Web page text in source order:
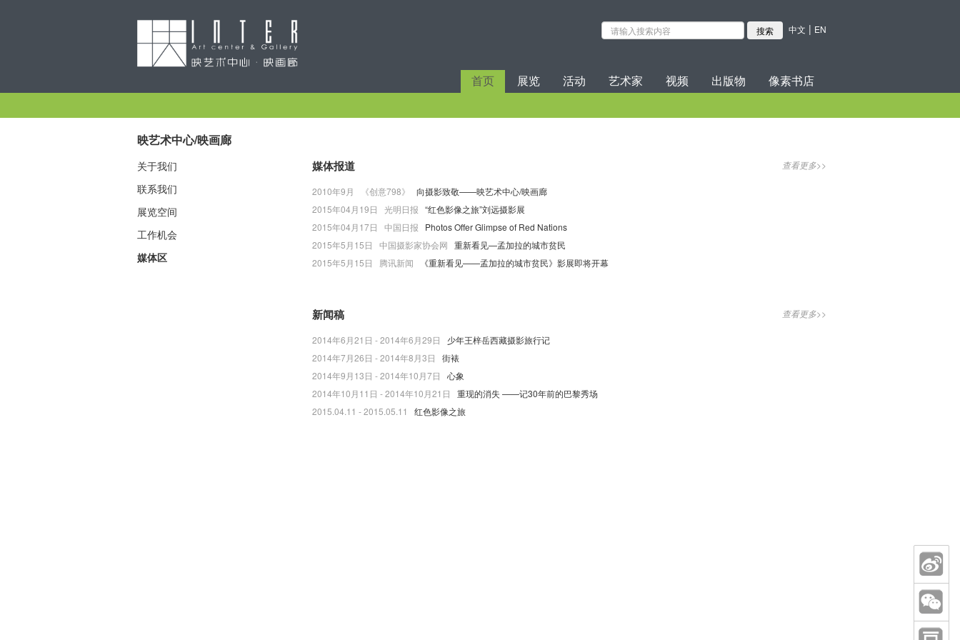
中文 | EN
首页 展览 活动 艺术家 视频 出版物 像素书店
映艺术中心/映画廊
关于我们
联系我们
展览空间
工作机会
媒体区
媒体报道 查看更多>>
2010年9月 《创意798》
向摄影致敬——映艺术中心/映画廊
2015年04月19日 光明日报 “红色影像之旅”刘远摄影展
2015年04月17日 中国日报
Photos Offer Glimpse of Red Nations
2015年5月15日 中国摄影家协会网 重新看见—孟加拉的城市贫民
2015年5月15日 腾讯新闻 《重新看见——孟加拉的城市贫民》影展即将开幕
新闻稿 查看更多>>
2014年6月21日 - 2014年6月29日
少年王梓岳西藏摄影旅行记
2014年7月26日 - 2014年8月3日
街裱
2014年9月13日 - 2014年10月7日
心象
2014年10月11日 - 2014年10月21日
重现的消失 ——记30年前的巴黎秀场
2015.04.11 - 2015.05.11
红色影像之旅